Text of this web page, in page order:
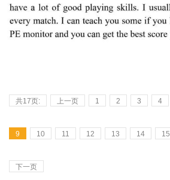
共17页: 上一页 1 2 3 4
9 10 11 12 13 14 15
下一页